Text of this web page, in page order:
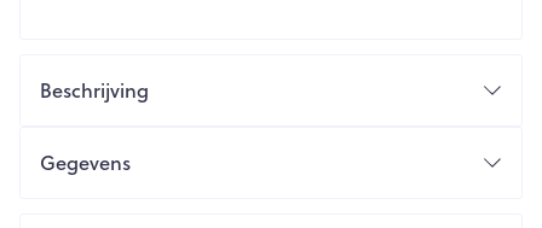
Beschrijving
Gegevens